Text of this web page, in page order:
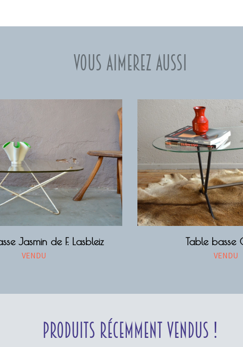
Vous aimerez aussi
Jasmin de F. Lasbleiz
VENDU
Table basse
VENDU
Produits récemment vendus !